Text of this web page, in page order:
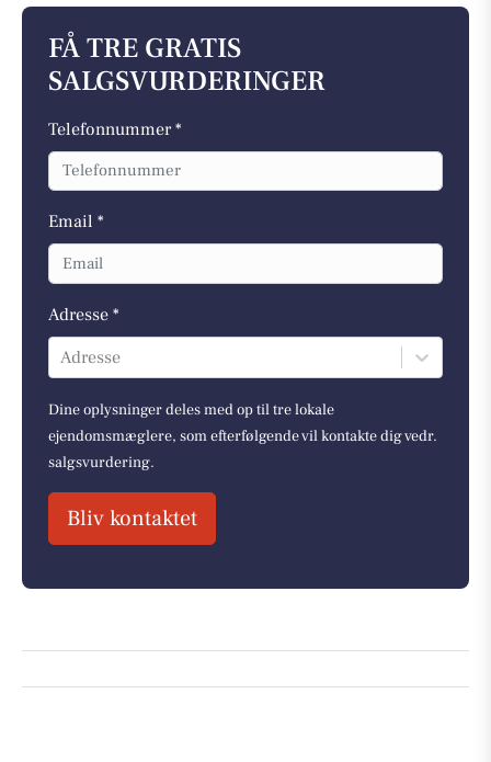
FÅ TRE GRATIS
SALGSVURDERINGER
Telefonnummer *
Email *
Adresse *
Adresse
Dine oplysninger deles med op til tre lokale
ejendomsmæglere, som efterfølgende vil kontakte dig vedr.
salgsvurdering.
Bliv kontaktet